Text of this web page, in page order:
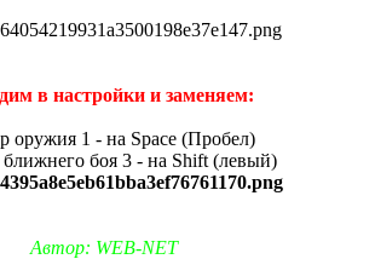
в настройки и заменяем:
оружия 1 - на Space (Пробел)
боя 3 - на Shift (левый)
Автор: WEB-NET